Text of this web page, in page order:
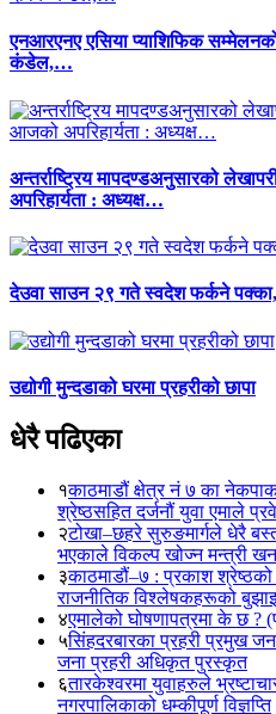
एनआरएनए एसिया प्याशिफिक
कंडेल,…
अन्तर्राष्ट्रिय मापदण्डअनुसारको
अपरिहार्यता : अध्यक्ष…
देउवा साउन २९ गते स्वदेश फर्कने
उद्योगी मुन्दडाको घरमा प्रहरीको छापा
धेरै पढिएका
१काठमाडौं क्षेत्र नं ७ का
श्रेष्ठसहित दर्जनौं युवा एमाले
२टोखा–छहरे सुरुङमार्गले धेरै
भएकाले विकल्प खोज्न मन्त्री
३काठमाडौं–७ : प्रकाश
राजनीतिक विश्लेषकहरूको बुझाइ
४एमालेको घोषणापत्रमा के छ ?
५सिंहदरबारका प्रहरी प्रमुख
जना प्रहरी अधिकृत पुरस्कृत
६तारकेश्वरमा युवाहरुले
नगरपालिकाको धम्कीपूर्ण विज्ञप्ति